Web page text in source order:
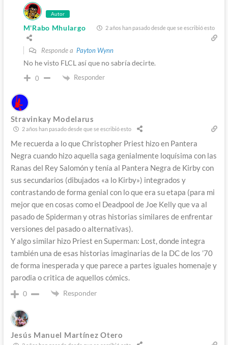
Autor
M'Rabo Mhulargo 2 años han pasado desde que se escribió esto
Responde a Payton Wynn
No he visto FLCL así que no sabría decirte.
0 Responder
Stravinkay Modelarus
2 años han pasado desde que se escribió esto
Me recuerda a lo que Christopher Priest hizo en Pantera
Negra cuando hizo aquella saga genialmente loquísima con las
Ranas del Rey Salomón y tenía al Pantera Negra de Kirby con
sus secundarios (dibujados «a lo Kirby») integrados y
contrastando de forma genial con lo que era su etapa (para mi
mejor que en cosas como el Deadpool de Joe Kelly que va al
pasado de Spiderman y otras historias similares de enfrentar
versiones del pasado o alternativas).
Y algo similar hizo Priest en Superman: Lost, donde integra
también una de esas historias imaginarias de la DC de los ’70
de forma inesperada y que parece a partes iguales homenaje y
parodia o critica de aquellos cómics.
0 Responder
Jesús Manuel Martínez Otero